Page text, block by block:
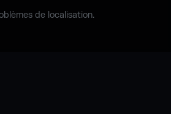
de localisation.